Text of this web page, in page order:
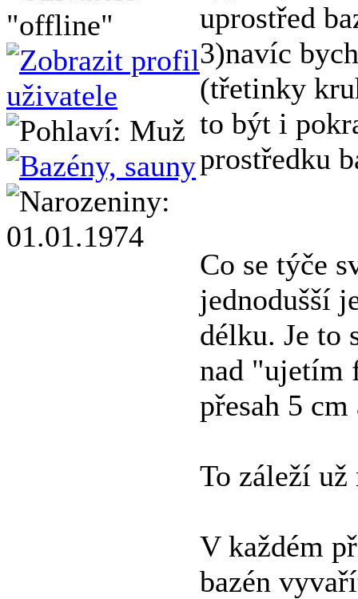
uprostřed
3)navíc
(třetinky
to být i
prostředku
Co se týče
jednodušší
délku. Je to
nad "ujetím
přesah 5
To záleží už
V každém
bazén